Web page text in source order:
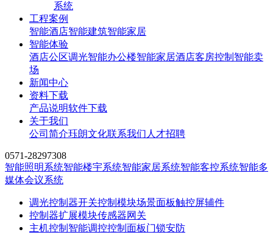
系统
工程案例
智能酒店智能建筑智能家居
智能体验
酒店公区调光智能办公楼智能家居酒店客房控制 智能卖
场
新闻中心
资料下载
产品说明软件下载
关于我们
公司简介珏朗文化联系我们 人才招聘
0571-28297308
智能照明系统智能楼宇系统智能家居系统智能客控系统智能多
媒体会议系统
调光控制器开关控制模块场景面板触控屏辅件
控制器扩展模块传感器网关
主机控制 智能调控控制面板门锁安防